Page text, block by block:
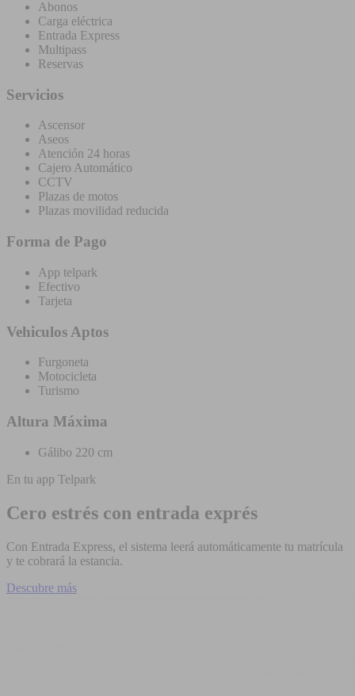
Abonos
Carga eléctrica
Entrada Express
Multipass
Reservas
Servicios
Ascensor
Aseos
Atención 24 horas
Cajero Automático
CCTV
Plazas de motos
Plazas movilidad reducida
Forma de Pago
App telpark
Efectivo
Tarjeta
Vehiculos Aptos
Furgoneta
Motocicleta
Turismo
Altura Máxima
Gálibo 220 cm
En tu app Telpark
Cero estrés con entrada exprés
Con Entrada Express, el sistema leerá automáticamente tu matrícula
y te cobrará la estancia.
Descubre más